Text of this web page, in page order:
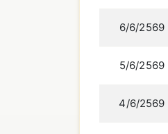
6/6/2569
5/6/2569
4/6/2569